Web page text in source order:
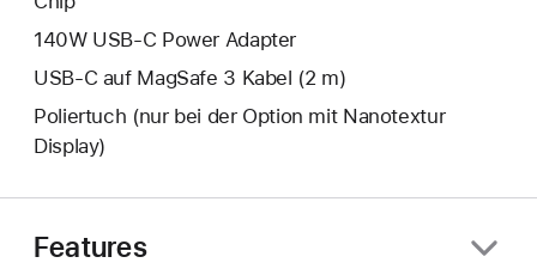
140W USB‑C Power Adapter
USB‑C auf MagSafe 3 Kabel (2 m)
Poliertuch (nur bei der Option mit Nanotextur
Display)
Features